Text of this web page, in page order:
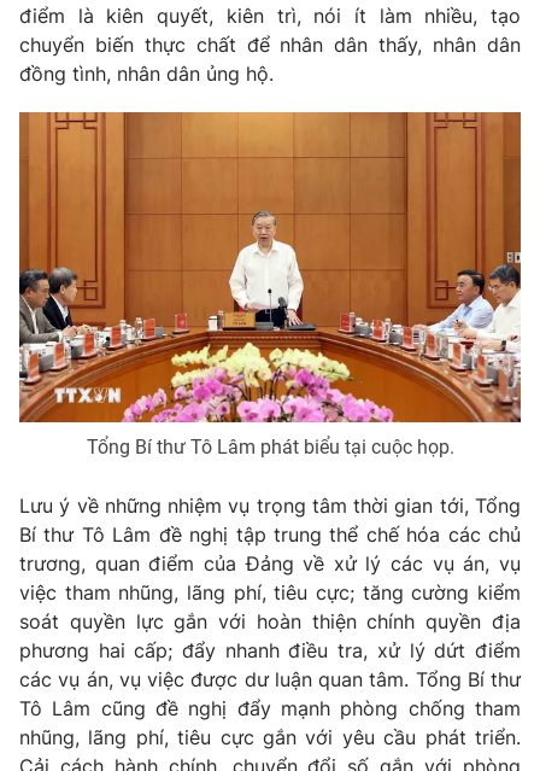
Video Shorts video
Tấm lòng Việt
VTV4 Vươn mình bằng AI
VTV9 VTV8
Liên hệ tòa soạn English
THỜI BÁO VTV
Theo dõi báo trên
Cơ quan chủ quản:Đài Truyền hình Việt Nam
điểm là kiên quyết, kiên trì, nói ít làm nhiều, tạo
chuyển biến thực chất để nhân dân thấy, nhân dân
đồng tình, nhân dân ủng hộ.
Tổng Bí thư Tô Lâm phát biểu tại cuộc họp.
Lưu ý về những nhiệm vụ trọng tâm thời gian tới, Tổng
Bí thư Tô Lâm đề nghị tập trung thể chế hóa các chủ
trương, quan điểm của Đảng về xử lý các vụ án, vụ
việc tham nhũng, lãng phí, tiêu cực; tăng cường kiểm
soát quyền lực gắn với hoàn thiện chính quyền địa
phương hai cấp; đẩy nhanh điều tra, xử lý dứt điểm
các vụ án, vụ việc được dư luận quan tâm. Tổng Bí thư
Tô Lâm cũng đề nghị đẩy mạnh phòng chống tham
nhũng, lãng phí, tiêu cực gắn với yêu cầu phát triển.
Cải cách hành chính, chuyển đổi số gắn với phòng